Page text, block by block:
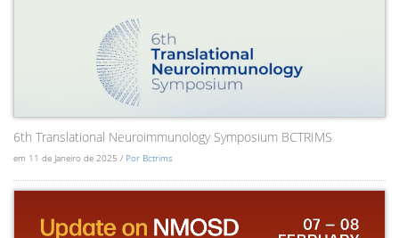
6th Translational Neuroimmunology Symposium BCTRIMS
em 11 de Janeiro de 2025 / Por Bctrims